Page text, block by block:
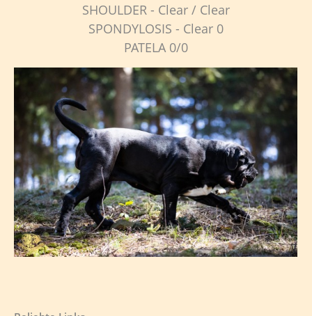
SHOULDER - Clear / Clear
SPONDYLOSIS - Clear 0
PATELA 0/0